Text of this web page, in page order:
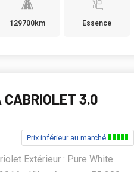
129700km Essence
CABRIOLET 3.0
Prix inférieur au marché
Extérieur : Pure White